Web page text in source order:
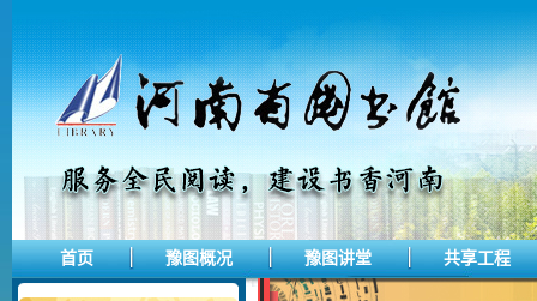
首页 豫图概况 豫图讲堂 共享工程